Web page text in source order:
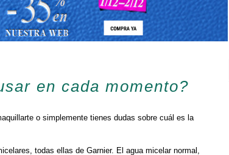
en cada momento?
o simplemente tienes dudas sobre cuál es la
todas ellas de Garnier. El agua micelar normal,